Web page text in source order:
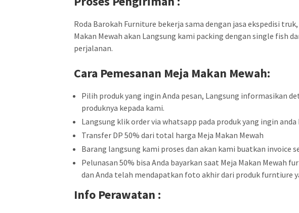
Roda Barokah Furniture bekerja sama dengan jasa ekspedisi
Makan Mewah akan Langsung kami packing dengan single fish
perjalanan.
Cara Pemesanan Meja Makan Mewah:
Pilih produk yang ingin Anda pesan, Langsung informasikan
produknya kepada kami.
Langsung klik order via whatsapp pada produk yang ingin anda
Transfer DP 50% dari total harga Meja Makan Mewah
Barang langsung kami proses dan akan kami buatkan invoice
Pelunasan 50% bisa Anda bayarkan saat Meja Makan Mewah
dan Anda telah mendapatkan foto akhir dari produk furntiure
Info Perawatan :